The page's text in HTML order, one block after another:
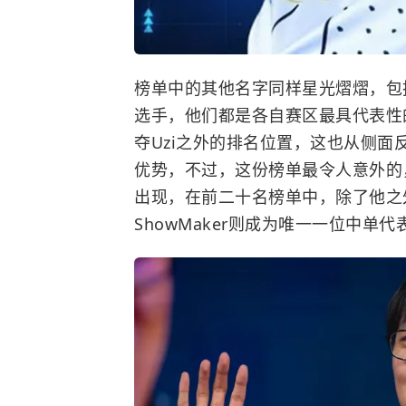
榜单中的其他名字同样星光熠熠，
选手，他们都是各自赛区最具代表
夺Uzi之外的排名位置，这也从侧面
优势，不过，这份榜单最令人意外
出现，在前二十名榜单中，除了他
ShowMaker则成为唯一一位中单代